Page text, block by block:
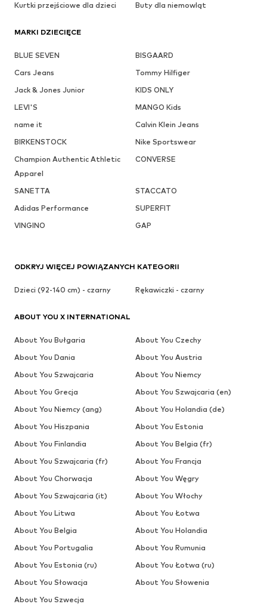
Kurtki przejściowe dla dzieci
Buty dla niemowląt
MARKI DZIECIĘCE
BLUE SEVEN
BISGAARD
Cars Jeans
Tommy Hilfiger
Jack & Jones Junior
KIDS ONLY
LEVI'S
MANGO Kids
name it
Calvin Klein Jeans
BIRKENSTOCK
Nike Sportswear
Champion Authentic Athletic
Apparel
CONVERSE
SANETTA
STACCATO
Adidas Performance
SUPERFIT
VINGINO
GAP
ODKRYJ WIĘCEJ POWIĄZANYCH KATEGORII
Dzieci (92-140 cm) - czarny Rękawiczki - czarny
ABOUT YOU X INTERNATIONAL
About You Bułgaria
About You Czechy
About You Dania
About You Austria
About You Szwajcaria
About You Niemcy
About You Grecja
About You Szwajcaria (en)
About You Niemcy (ang)
About You Holandia (de)
About You Hiszpania
About You Estonia
About You Finlandia
About You Belgia (fr)
About You Szwajcaria (fr)
About You Francja
About You Chorwacja
About You Węgry
About You Szwajcaria (it)
About You Włochy
About You Litwa
About You Łotwa
About You Belgia
About You Holandia
About You Portugalia
About You Rumunia
About You Estonia (ru)
About You Łotwa (ru)
About You Słowacja
About You Słowenia
About You Szwecja